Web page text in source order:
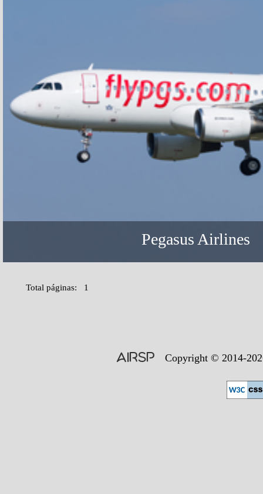
Pegasus Airlines
Total páginas: 1
AIRSPCopyright © 2014-